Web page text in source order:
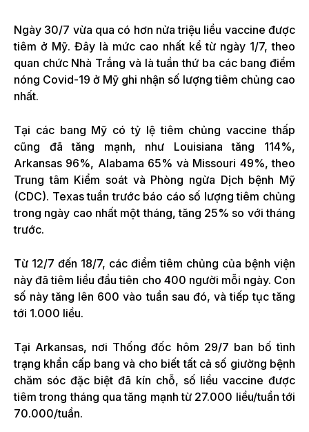
Ngày 30/7 vừa qua có hơn nửa triệu liều vaccine được
tiêm ở Mỹ. Đây là mức cao nhất kể từ ngày 1/7, theo
quan chức Nhà Trắng và là tuần thứ ba các bang điểm
nóng Covid-19 ở Mỹ ghi nhận số lượng tiêm chủng cao
nhất.
Tại các bang Mỹ có tỷ lệ tiêm chủng vaccine thấp
cũng đã tăng mạnh, như Louisiana tăng 114%,
Arkansas 96%, Alabama 65% và Missouri 49%, theo
Trung tâm Kiểm soát và Phòng ngừa Dịch bệnh Mỹ
(CDC). Texas tuần trước báo cáo số lượng tiêm chủng
trong ngày cao nhất một tháng, tăng 25% so với tháng
trước.
Từ 12/7 đến 18/7, các điểm tiêm chủng của bệnh viện
này đã tiêm liều đầu tiên cho 400 người mỗi ngày. Con
số này tăng lên 600 vào tuần sau đó, và tiếp tục tăng
tới 1.000 liều.
Tại Arkansas, nơi Thống đốc hôm 29/7 ban bố tình
trạng khẩn cấp bang và cho biết tất cả số giường bệnh
chăm sóc đặc biệt đã kín chỗ, số liều vaccine được
tiêm trong tháng qua tăng mạnh từ 27.000 liều/tuần tới
70.000/tuần.